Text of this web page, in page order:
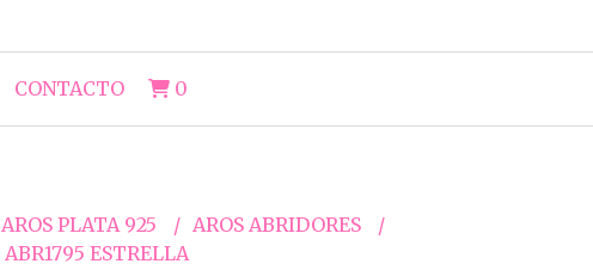
CONTACTO 0
AROS PLATA 925
AROS ABRIDORES
ABR1795 ESTRELLA